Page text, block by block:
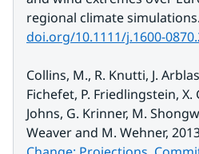
doi.org/10.1111/j.1600-
Collins, M., R. Knutti, J.
Fichefet, P. Friedlingstein, X.
Johns, G. Krinner, M.
Weaver and M. Wehner,